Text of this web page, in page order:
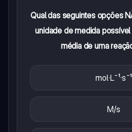
Qual das seguintes opções
unidade de medida
média de uma
mol·L⁻¹·s⁻¹
M/s